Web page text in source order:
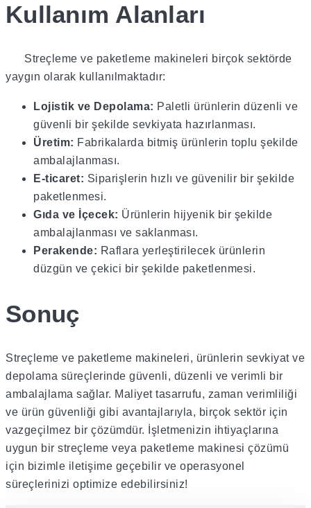
Kullanım Alanları
Streçleme ve paketleme makineleri birçok sektörde
yaygın olarak kullanılmaktadır:
Lojistik ve Depolama: Paletli ürünlerin düzenli ve
güvenli bir şekilde sevkiyata hazırlanması.
Üretim: Fabrikalarda bitmiş ürünlerin toplu şekilde
ambalajlanması.
E-ticaret: Siparişlerin hızlı ve güvenilir bir şekilde
paketlenmesi.
Gıda ve İçecek: Ürünlerin hijyenik bir şekilde
ambalajlanması ve saklanması.
Perakende: Raflara yerleştirilecek ürünlerin
düzgün ve çekici bir şekilde paketlenmesi.
Sonuç
Streçleme ve paketleme makineleri, ürünlerin sevkiyat ve
depolama süreçlerinde güvenli, düzenli ve verimli bir
ambalajlama sağlar. Maliyet tasarrufu, zaman verimliliği
ve ürün güvenliği gibi avantajlarıyla, birçok sektör için
vazgeçilmez bir çözümdür. İşletmenizin ihtiyaçlarına
uygun bir streçleme veya paketleme makinesi çözümü
için bizimle iletişime geçebilir ve operasyonel
süreçlerinizi optimize edebilirsiniz!